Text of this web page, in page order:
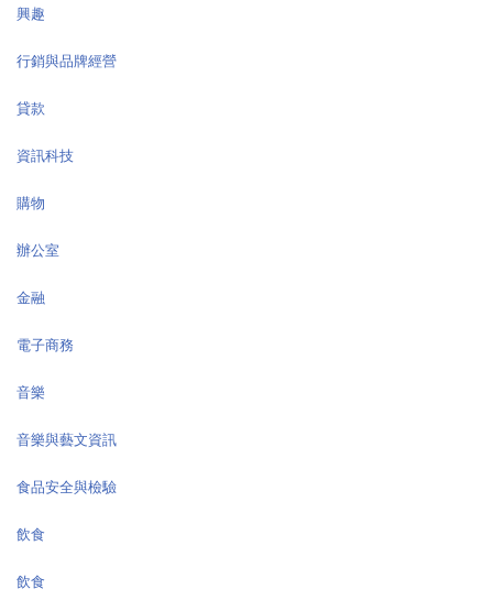
興趣
行銷與品牌經營
貸款
資訊科技
購物
辦公室
金融
電子商務
音樂
音樂與藝文資訊
食品安全與檢驗
飲食
飲食